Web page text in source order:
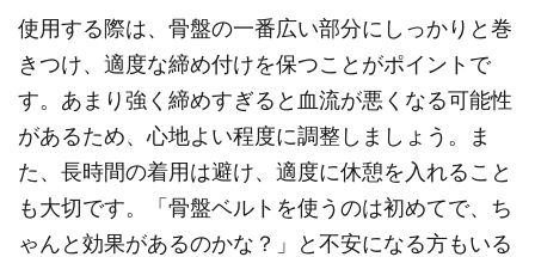
使用する際は、骨盤の一番広い部分にしっかりと巻
きつけ、適度な締め付けを保つことがポイントで
す。あまり強く締めすぎると血流が悪くなる可能性
があるため、心地よい程度に調整しましょう。ま
た、長時間の着用は避け、適度に休憩を入れること
も大切です。「骨盤ベルトを使うのは初めてで、ち
ゃんと効果があるのかな？」と不安になる方もいる